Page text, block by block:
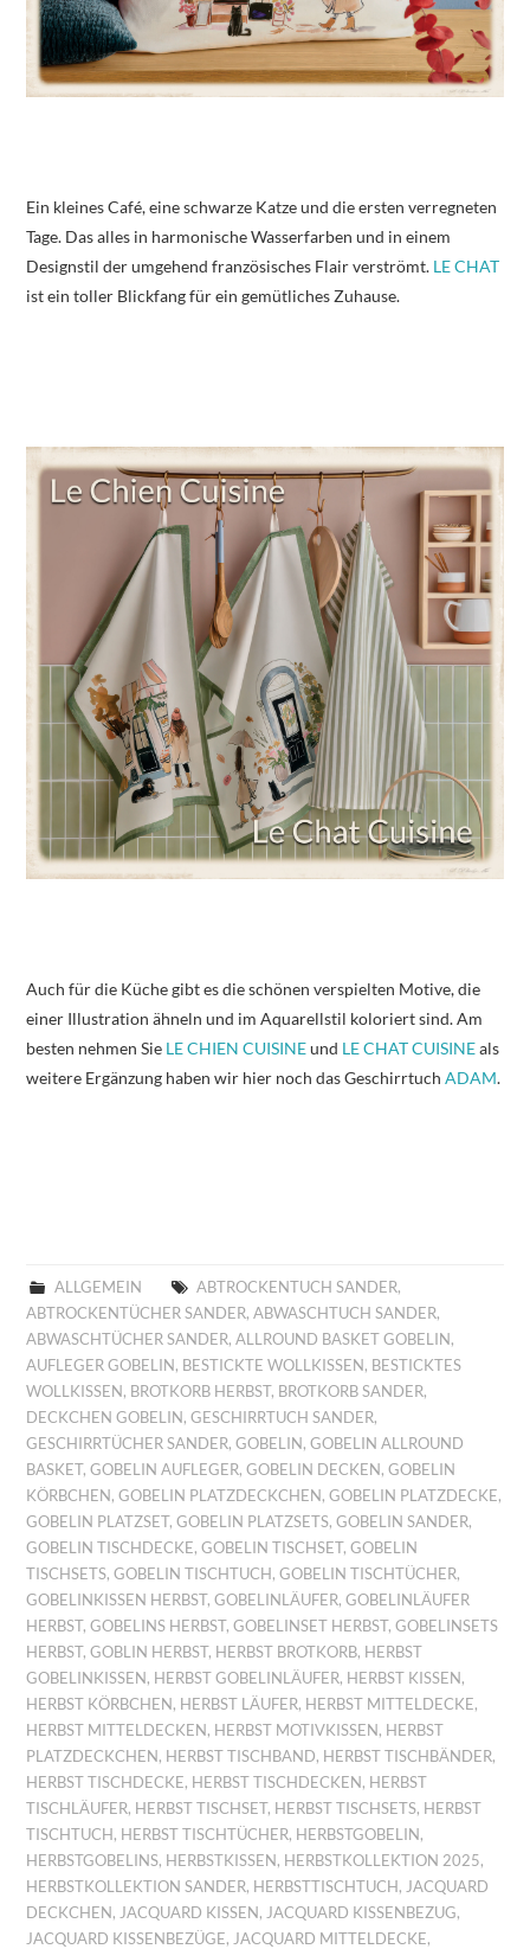
Ein kleines Café, eine schwarze Katze und die ersten verregneten
Tage. Das alles in harmonische Wasserfarben und in einem
Designstil der umgehend französisches Flair verströmt. LE CHAT
ist ein toller Blickfang für ein gemütliches Zuhause.
Auch für die Küche gibt es die schönen verspielten Motive, die
einer Illustration ähneln und im Aquarellstil koloriert sind. Am
besten nehmen Sie LE CHIEN CUISINEund LE CHAT CUISINEals
weitere Ergänzung haben wir hier noch das GeschirrtuchADAM.
ALLGEMEIN ABTROCKENTUCH SANDER,
ABTROCKENTÜCHER SANDER,ABWASCHTUCH SANDER,
ABWASCHTÜCHER SANDER,ALLROUND BASKET GOBELIN ,
AUFLEGER GOBELIN , BESTICKTE WOLLKISSEN , BESTICKTES
WOLLKISSEN , BROTKORB HERBST, BROTKORB SANDER,
DECKCHEN GOBELIN ,GESCHIRRTUCH SANDER,
GESCHIRRTÜCHER SANDER,GOBELIN ,GOBELIN ALLROUND
BASKET,GOBELIN AUFLEGER,GOBELIN DECKEN ,GOBELIN
KÖRBCHEN ,GOBELIN PLATZDECKCHEN ,GOBELIN PLATZDECKE,
GOBELIN PLATZSET,GOBELIN PLATZSETS,GOBELIN SANDER,
GOBELIN TISCHDECKE,GOBELIN TISCHSET,GOBELIN
TISCHSETS,GOBELIN TISCHTUCH ,GOBELIN TISCHTÜCHER,
GOBELINKISSEN HERBST,GOBELINLÄUFER,GOBELINLÄUFER
HERBST,GOBELINS HERBST,GOBELINSET HERBST,GOBELINSETS
HERBST,GOBLIN HERBST, HERBST BROTKORB, HERBST
GOBELINKISSEN , HERBST GOBELINLÄUFER, HERBST KISSEN ,
HERBST KÖRBCHEN , HERBST LÄUFER, HERBST MITTELDECKE,
HERBST MITTELDECKEN , HERBST MOTIVKISSEN , HERBST
PLATZDECKCHEN , HERBST TISCHBAND, HERBST TISCHBÄNDER,
HERBST TISCHDECKE, HERBST TISCHDECKEN , HERBST
TISCHLÄUFER, HERBST TISCHSET, HERBST TISCHSETS, HERBST
TISCHTUCH , HERBST TISCHTÜCHER, HERBSTGOBELIN ,
HERBSTGOBELINS, HERBSTKISSEN , HERBSTKOLLEKTION 2025,
HERBSTKOLLEKTION SANDER, HERBSTTISCHTUCH , JACQUARD
DECKCHEN , JACQUARD KISSEN , JACQUARD KISSENBEZUG,
JACQUARD KISSENBEZÜGE, JACQUARD MITTELDECKE,